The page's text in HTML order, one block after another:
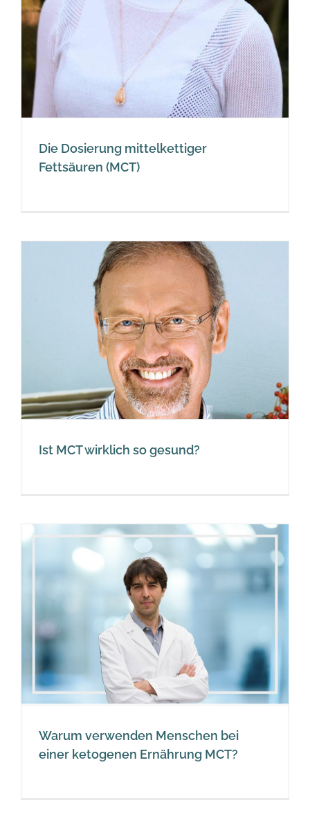
Die Dosierung mittelkettiger
Fettsäuren (MCT)
Ist MCT wirklich so gesund?
Warum verwenden Menschen bei
einer ketogenen Ernährung MCT?